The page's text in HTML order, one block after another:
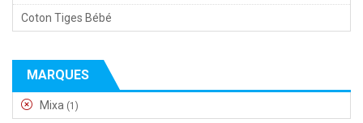
Coton Tiges Bébé
MARQUES
Mixa (1)